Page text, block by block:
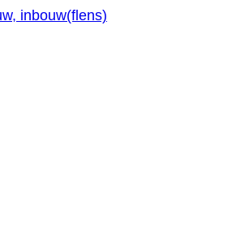
inbouw(flens)